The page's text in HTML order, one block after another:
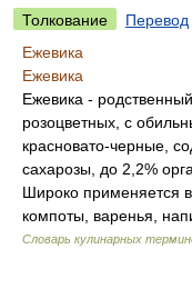
Толкование
Перевод
Ежевика
Ежевика
Ежевика -
розоцветных, с
красновато-черные,
сахарозы, до 2,2%
Широко применяется
компоты, варенья,
Словарь кулинарных